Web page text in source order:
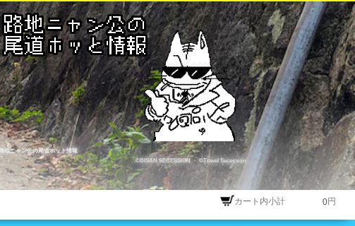
路地ニャン公の尾道ホット情報
©BISAN SECESSION・ ©Travel Secession
カート内小計 円